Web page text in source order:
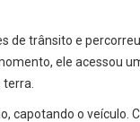
de trânsito e
ele acessou
capotando o veículo.